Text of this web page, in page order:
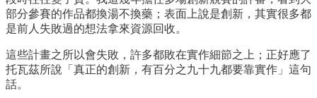
部分參賽的作品都換湯不換藥；表面上說是創新，其實很多都
是前人失敗過的想法拿來資源回收。
這些計畫之所以會失敗，許多都敗在實作細節之上；正好應了
托瓦茲所說「真正的創新，有百分之九十九都要靠實作」這句
話。